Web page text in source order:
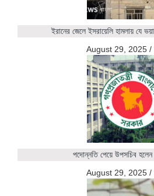
ইরানের জেলে ইসরায়েলি হামলায় যে
August 29, 2025 /
পদোন্নতি পেয়ে উপসচিব হলেন
August 29, 2025 /